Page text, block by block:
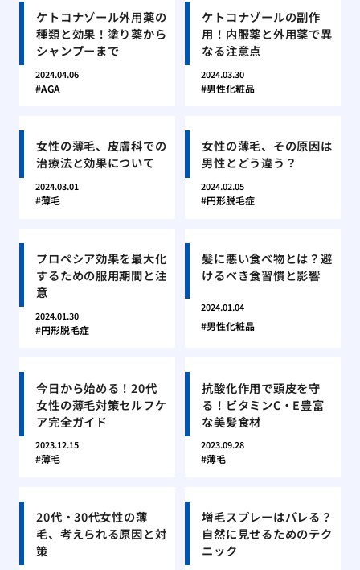
ケトコナゾール外用薬の
種類と効果！塗り薬から
シャンプーまで
2024.04.06
AGA
ケトコナゾールの副作
用！内服薬と外用薬で異
なる注意点
2024.03.30
男性化粧品
女性の薄毛、皮膚科での
治療法と効果について
2024.03.01
薄毛
女性の薄毛、その原因は
男性とどう違う？
2024.02.05
円形脱毛症
プロペシア効果を最大化
するための服用期間と注
意
2024.01.30
円形脱毛症
髪に悪い食べ物とは？避
けるべき食習慣と影響
2024.01.04
男性化粧品
今日から始める！20代
女性の薄毛対策セルフケ
ア完全ガイド
2023.12.15
薄毛
抗酸化作用で頭皮を守
る！ビタミンC・E豊富
な美髪食材
2023.09.28
薄毛
20代・30代女性の薄
毛、考えられる原因と対
策
増毛スプレーはバレる？
自然に見せるためのテク
ニック